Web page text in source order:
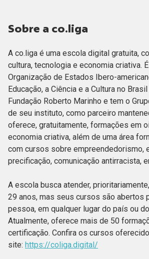
Sobre a co.liga
A co.liga é uma escola digital gratuita,
cultura, tecnologia e economia criativa.
Organização de Estados Ibero-
Educação, a Ciência e a Cultura no
Fundação Roberto Marinho e tem o
de seu instituto, como parceiro
oferece, gratuitamente, formações em
economia criativa, além de uma área
com cursos sobre empreendedorismo,
precificação, comunicação antirracista,
A escola busca atender,
29 anos, mas seus cursos são abertos
pessoa, em qualquer lugar do país ou
Atualmente, oferece mais de 50
certificação. Confira os cursos
site: https://coliga.digital/